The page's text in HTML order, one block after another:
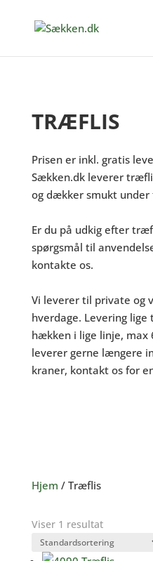
TRÆFLIS
Prisen er inkl. gratis
Sækken.dk leverer
og dækker smukt
Er du på udkig efter
spørgsmål til
kontakte os.
Vi leverer til private og
hverdage. Levering
hækken i lige linje, max
leverer gerne længere
kraner, kontakt os for
Hjem / Træflis
Viser 1 resultat